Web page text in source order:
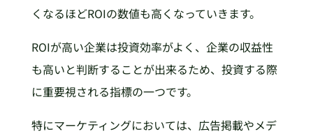
くなるほどROIの数値も高くなっていきます。
ROIが高い企業は投資効率がよく、企業の収益性
も高いと判断することが出来るため、投資する際
に重要視される指標の一つです。
特にマーケティングにおいては、広告掲載やメデ